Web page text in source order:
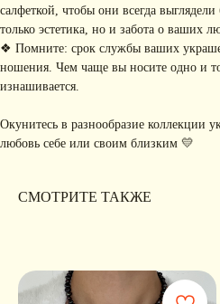
салфеткой, чтобы они всегда
только эстетика, но и забота о ваших
❖ Помните: срок службы ваших
ношения. Чем чаще вы носите одно и
изнашивается.
Окунитесь в разнообразие коллекции
любовь себе или своим близким 💛
СМОТРИТЕ ТАКЖЕ
Я соглашаюсь с обработкой персональных данных в
подписаться
ОГРН 324547600025580
ИНН 540405944704